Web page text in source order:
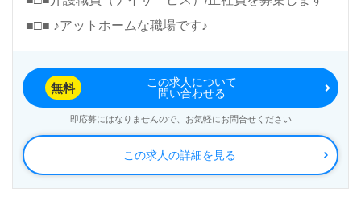
■□■ ♪アットホームな職場です♪
この求人の詳細を見る
無料
この求人について
問い合わせる
即応募にはなりませんので、お気軽にお問合せください